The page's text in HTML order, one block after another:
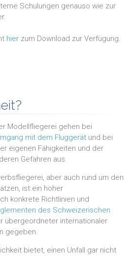
Schulungen genauso wie zur
hier zum Download zur Verfügung.
Modellfliegerei gehen bei
mit dem Fluggerät und bei
eigenen Fähigkeiten und der
Gefahren aus.
aber auch rund um den
ist ein hoher
konkrete Richtlinien und
des Schweizerischen
übergeordneter internationaler
gegeben.
bietet, einen Unfall gar nicht